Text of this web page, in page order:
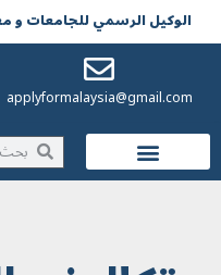
الوکیل الرسمي للجامعات و
applyformalaysia@gmail.com